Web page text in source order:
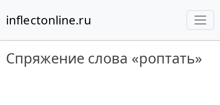
inflectonline.ru
Спряжение слова «роптать»